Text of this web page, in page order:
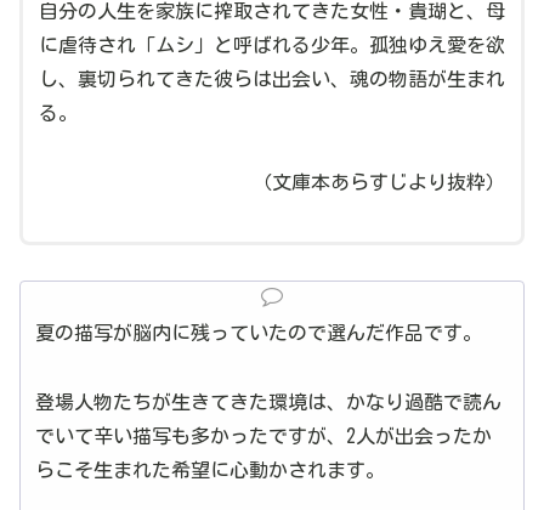
自分の人生を家族に搾取されてきた女性・貴瑚と、母
に虐待され「ムシ」と呼ばれる少年。孤独ゆえ愛を欲
し、裏切られてきた彼らは出会い、魂の物語が生まれ
る。
（文庫本あらすじより抜粋）
夏の描写が脳内に残っていたので選んだ作品です。
登場人物たちが生きてきた環境は、かなり過酷で読ん
でいて辛い描写も多かったですが、2人が出会ったか
らこそ生まれた希望に心動かされます。